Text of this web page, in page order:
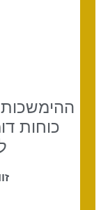
ההימשכות
כוחות